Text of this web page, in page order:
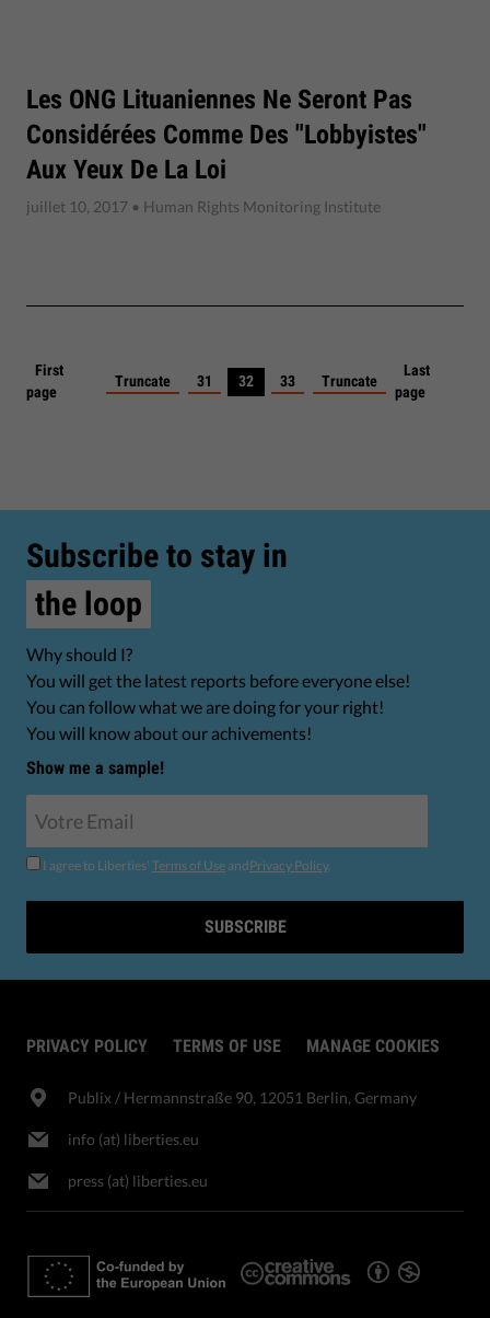
Les ONG Lituaniennes Ne Seront Pas
Considérées Comme Des "lobbyistes"
Aux Yeux De La Loi
juillet 10, 2017 • Human Rights Monitoring Institute
First
page
Truncate 31 32 33 Truncate
Last
page
Subscribe to stay in
the loop
Why should I?
You will get the latest reports before everyone else!
You can follow what we are doing for your right!
You will know about our achivements!
Show me a sample!
I agree to Liberties' Terms of Use andPrivacy Policy.
SUBSCRIBE
PRIVACY POLICY TERMS OF USE MANAGE COOKIES
Publix​ / Hermannstraße 90, 12051 Berlin, Germany
info (at) liberties.eu
press (at) liberties.eu